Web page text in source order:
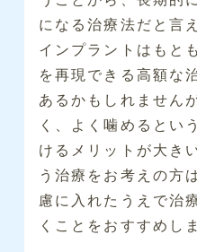
になる治療法だと言
インプラントはもと
を再現できる高額な
あるかもしれません
く、よく噛めるとい
けるメリットが大き
う治療をお考えの方
慮に入れたうえで治
くことをおすすめし